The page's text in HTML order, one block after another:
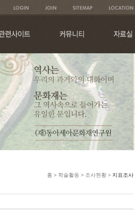
홈 > 학술활동 > 조사현황 > 지표조사